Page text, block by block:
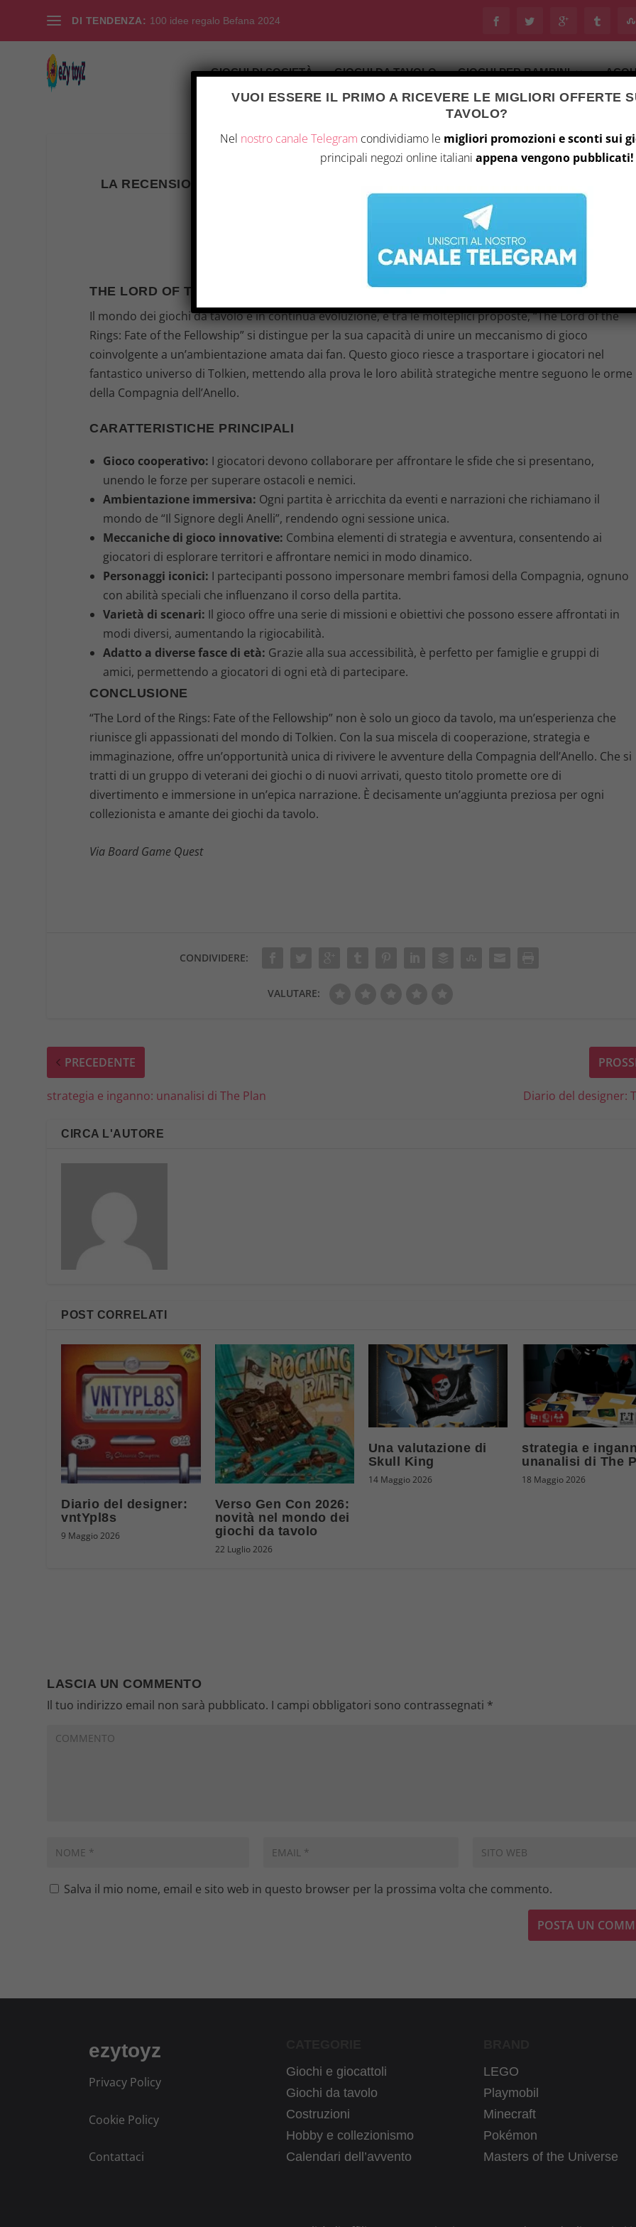
DI TENDENZA: 100 idee regalo Befana 2024
GIOCHI DI SOCIETÀ GIOCHI DA TAVOLO GIOCHI PER BAMBINI
LA RECENSIONE DI IL SIGNORE DEGLI ANELLI: IL DESTINO DELLA COMPAGNIA
THE LORD OF THE RINGS: FATE OF THE FELLOWSHIP – RECENSIONE
Il mondo dei giochi da tavolo è in continua evoluzione, e tra le molteplici proposte, “The Lord of the
Rings: Fate of the Fellowship” si distingue per la sua capacità di unire un meccanismo di gioco
coinvolgente a un’ambientazione amata dai fan. Questo gioco riesce a trasportare i giocatori nel
fantastico universo di Tolkien, mettendo alla prova le loro abilità strategiche mentre seguono le orme
della Compagnia dell’Anello.
CARATTERISTICHE PRINCIPALI
Gioco cooperativo: I giocatori devono collaborare per affrontare le sfide che si presentano,
unendo le forze per superare ostacoli e nemici.
Ambientazione immersiva: Ogni partita è arricchita da eventi e narrazioni che richiamano il
mondo de “Il Signore degli Anelli”, rendendo ogni sessione unica.
Meccaniche di gioco innovative: Combina elementi di strategia e avventura, consentendo ai
giocatori di esplorare territori e affrontare nemici in modo dinamico.
Personaggi iconici: I partecipanti possono impersonare membri famosi della Compagnia, ognuno
con abilità speciali che influenzano il corso della partita.
Varietà di scenari: Il gioco offre una serie di missioni e obiettivi che possono essere affrontati in
modi diversi, aumentando la rigiocabilità.
Adatto a diverse fasce di età: Grazie alla sua accessibilità, è perfetto per famiglie e gruppi di
amici, permettendo a giocatori di ogni età di partecipare.
CONCLUSIONE
“The Lord of the Rings: Fate of the Fellowship” non è solo un gioco da tavolo, ma un’esperienza che
riunisce gli appassionati del mondo di Tolkien. Con la sua miscela di cooperazione, strategia e
immaginazione, offre un’opportunità unica di rivivere le avventure della Compagnia dell’Anello. Che si
tratti di un gruppo di veterani dei giochi o di nuovi arrivati, questo titolo promette ore di
divertimento e immersione in un’epica narrazione. È decisamente un’aggiunta preziosa per ogni
collezionista e amante dei giochi da tavolo.
Via Board Game Quest
CONDIVIDERE:
VALUTARE:
PRECEDENTE
strategia e inganno: unanalisi di The Plan Diario del designer:
CIRCA L'AUTORE
POST CORRELATI
Diario del designer:
vntYpl8s
9 Maggio 2026
Verso Gen Con 2026:
novità nel mondo dei
giochi da tavolo
22 Luglio 2026
Una valutazione di
Skull King
14 Maggio 2026
strategia e
unanalisi di The
18 Maggio 2026
LASCIA UN COMMENTO
Il tuo indirizzo email non sarà pubblicato. I campi obbligatori sono contrassegnati *
Salva il mio nome, email e sito web in questo browser per la prossima volta che commento.
ezytoyz
Privacy Policy
Cookie Policy
Contattaci
Giochi e giocattoli
Giochi da tavolo
Costruzioni
Hobby e collezionismo
Calendari dell’avvento
LEGO
Playmobil
Minecraft
Pokémon
Masters of the Universe
VUOI ESSERE IL PRIMO A RICEVERE LE MIGLIORI OFFERTE
TAVOLO?
Nel nostro canale Telegram condividiamo le migliori promozioni e sconti sui
principali negozi online italiani appena vengono pubblicati!